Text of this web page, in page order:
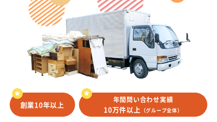
創業10年以上
年間問い合わせ実績
10万件以上 （グループ全体）